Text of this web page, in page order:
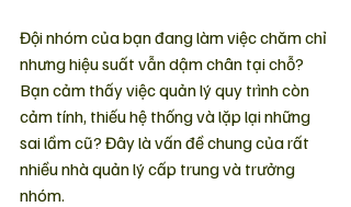
Đội nhóm của bạn đang làm việc chăm chỉ
nhưng hiệu suất vẫn dậm chân tại chỗ?
Bạn cảm thấy việc quản lý quy trình còn
cảm tính, thiếu hệ thống và lặp lại những
sai lầm cũ? Đây là vấn đề chung của rất
nhiều nhà quản lý cấp trung và trưởng
nhóm.